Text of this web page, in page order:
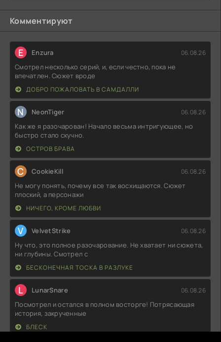
Комментируют
E Enzura 06.08.26
Смотрел несколько серий, и, если честно, пока не
впечатлен. Сюжет вроде
ДОБРО ПОЖАЛОВАТЬ В САМДАЛЛИ
N NeonTiger 06.08.26
Как же я разочарован! Начало весьма интригующее, но
быстро стало скучно.
ОСТРОВ БРАВА
C CookieKill 06.08.26
Не могу понять, почему все так восхищаются. Сюжет
плоский, а персонажи
НИЧЕГО, КРОМЕ ЛЮБВИ
V VelvetStrike 06.08.26
Ну что, это полное разочарование. Не хватает ни сюжета,
ни глубины. Смотрел с
БЕСКОНЕЧНАЯ ТОСКА В РАЗЛУКЕ
L LunarSnare 06.08.26
Посмотрел и остался в полном восторге! Потрясающая
история, закрученные
БЛЕСК